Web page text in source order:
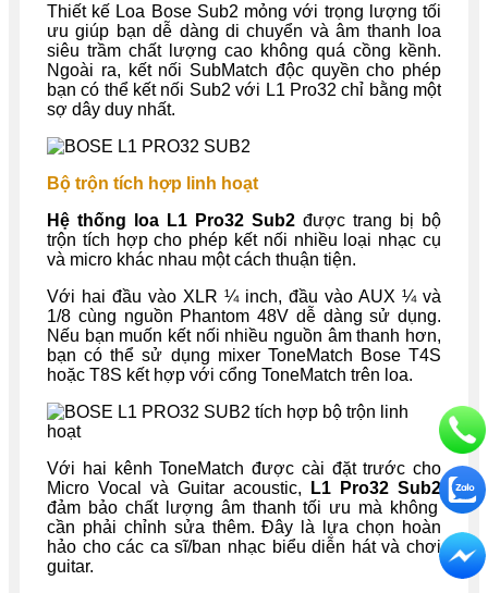
Thiết kế Loa Bose Sub2 mỏng với trọng lượng tối
ưu giúp bạn dễ dàng di chuyển và âm thanh loa
siêu trầm chất lượng cao không quá cồng kềnh.
Ngoài ra, kết nối SubMatch độc quyền cho phép
bạn có thể kết nối Sub2 với L1 Pro32 chỉ bằng một
sợ dây duy nhất.
Bộ trộn tích hợp linh hoạt
Hệ thống loa L1 Pro32 Sub2 được trang bị bộ
trộn tích hợp cho phép kết nối nhiều loại nhạc cụ
và micro khác nhau một cách thuận tiện.
Với hai đầu vào XLR ¼ inch, đầu vào AUX ¼ và
1/8 cùng nguồn Phantom 48V dễ dàng sử dụng.
Nếu bạn muốn kết nối nhiều nguồn âm thanh hơn,
bạn có thể sử dụng mixer ToneMatch Bose T4S
hoặc T8S kết hợp với cổng ToneMatch trên loa.
Với hai kênh ToneMatch được cài đặt trước cho
Micro Vocal và Guitar acoustic,
L1 Pro32 Sub2
đảm bảo chất lượng âm thanh tối ưu mà không
cần phải chỉnh sửa thêm. Đây là lựa chọn hoàn
hảo cho các ca sĩ/ban nhạc biểu diễn hát và chơi
guitar.